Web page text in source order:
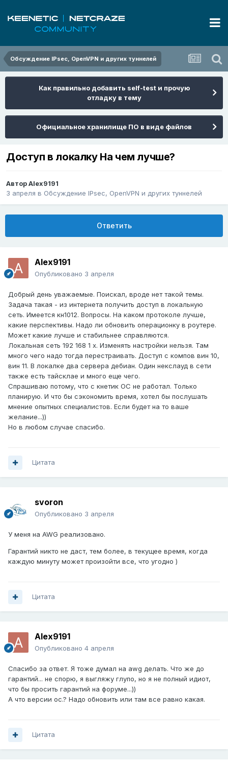
Обсуждение IPsec, OpenVPN и других туннелей
Как правильно добавить self-test и прочую
отладку в тему
Официальное хранилище ПО в виде файлов
Доступ в локалку На чем лучше?
АвторAlex9191
3 апреля в Обсуждение IPsec, OpenVPN и других туннелей
Ответить
Alex9191
Опубликовано 3 апреля
Добрый день уважаемые. Поискал, вроде нет такой темы.
Задача такая - из интернета получить доступ в локальную
сеть. Имеется кн1012. Вопросы. На каком протоколе лучше,
какие перспективы. Надо ли обновить операционку в роутере.
Может какие лучше и стабильнее справляются.
Локальная сеть 192 168 1 х. Изменять настройки нельзя. Там
много чего надо тогда перестраивать. Доступ с компов вин 10,
вин 11. В локалке два сервера дебиан. Один некслауд в сети
также есть тайсклае и много еще чего.
Спрашиваю потому, что с кнетик ОС не работал. Только
планирую. И что бы сэкономить время, хотел бы послушать
мнение опытных специалистов. Если будет на то ваше
желание...))
Но в любом случае спасибо.
Цитата
svoron
Опубликовано 3 апреля
У меня на AWG реализовано.
Гарантий никто не даст, тем более, в текущее время, когда
каждую минуту может произойти все, что угодно )
Цитата
Alex9191
Опубликовано 4 апреля
Спасибо за ответ. Я тоже думал на awg делать. Что же до
гарантий... не спорю, я выгляжу глупо, но я не полный идиот,
что бы просить гарантий на форуме...))
А что версии ос.? Надо обновить или там все равно какая.
Цитата